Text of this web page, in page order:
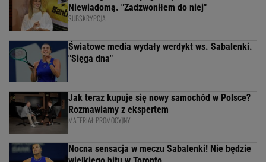
Niewiadomą. "Zadzwoniłem do niej"
SUBSKRYPCJA
Światowe media wydały werdykt ws. Sabalenki.
"Sięga dna"
Jak teraz kupuje się nowy samochód w Polsce?
Rozmawiamy z ekspertem
MATERIAŁ PROMOCYJNY
Nocna sensacja w meczu Sabalenki! Nie będzie